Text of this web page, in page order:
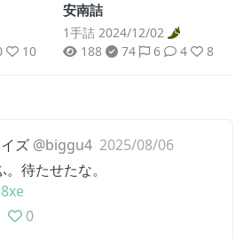
10
安南詰
1手詰 2024/12/02
188
74 6 4 8
ズ @biggu4 2025/08/06
待たせたな。
0